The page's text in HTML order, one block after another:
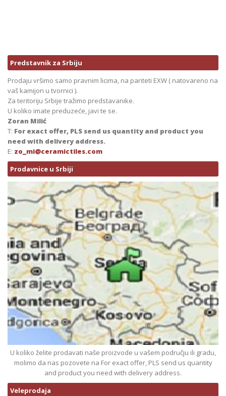
Predstavnik za Srbiju
Prodaju vršimo samo pravnim licima, na pariteti EXW ( natovareno na
vaš kamijon u tvornici ).
Za teritoriju Srbije tražimo predstavanike.
U koliko imate preduzeće, javi te se.
Zoran Milić
T: For exact offer, PLS send us quantity and product you
need with delivery address.
E: zo_mi@ceramictiles.com
Prodavnice u Srbiji
U koliko želite prodavati naše proizvode u vašem području ili gradu,
molimo da nas pozovete na For exact offer, PLS send us quantity
and product you need with delivery address.
Veleprodaja